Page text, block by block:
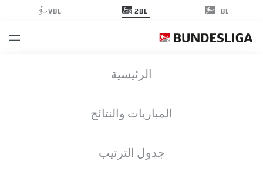
BL
2BL
VBL
الرئيسية
المباريات والنتائج
جدول الترتيب